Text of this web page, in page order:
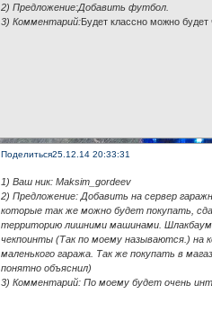
2) Предложение:Добавить футбол.
3) Комментарий:Будет классно можно будет
Поделиться25.12.14 20:33:31
1) Ваш ник: Maksim_gordeev
2) Предложение: Добавить на сервер
которые так же можно будет покупать,
территорию лишними машинами. Шлакбаум
чекпоинты (Так по моему называются.) на
маленького гаража. Так же покупать в
понятно объяснил)
3) Комментарий: По моему будет очень